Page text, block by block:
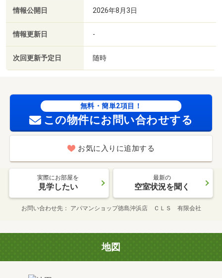
情報公開日 2026年8月3日
情報更新日 -
次回更新予定日 随時
無料・簡単2項目！
この物件にお問い合わせする
お気に入りに追加する
実際にお部屋を
見学したい
最新の
空室状況を聞く
お問い合わせ先 アパマンショップ徳島沖浜店 ＣＬＳ 有限会社
地図